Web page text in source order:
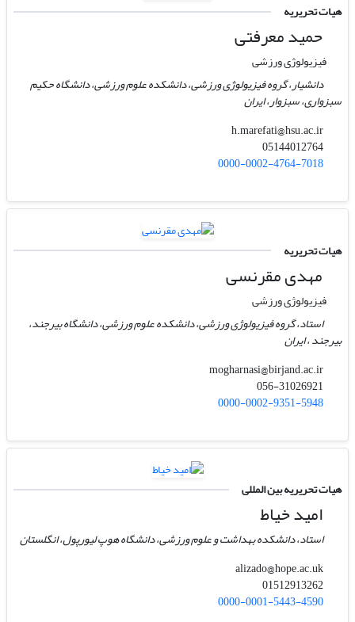
هیات تحریریه
حمید معرفتی
فیزیولوژی ورزشی
دانشیار، گروه فیزیولوژی ورزشی، دانشکده علوم ورزشی، دانشگاه حکیم
سبزواری، سبزوار، ایران
h.marefati@hsu.ac.ir
05144012764
0000-0002-4764-7018
هیات تحریریه
مهدی مقرنسی
فیزیولوژی ورزشی
استاد، گروه فیزیولوژی ورزشی، دانشکده علوم ورزشی، دانشگاه بیرجند،
بیرجند ، ایران
mogharnasi@birjand.ac.ir
0000-0002-9351-5948
هیات تحریریه بین المللی
امید خیاط
استاد، دانشکده بهداشت و علوم ورزشی، دانشگاه هوپ لیورپول، انگلستان
alizado@hope.ac.uk
01512913262
0000-0001-5443-4590